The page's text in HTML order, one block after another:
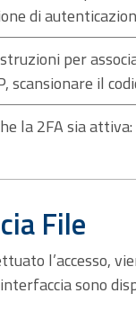
di
per
scansionare il
la 2FA sia
File
l’accesso,
sono